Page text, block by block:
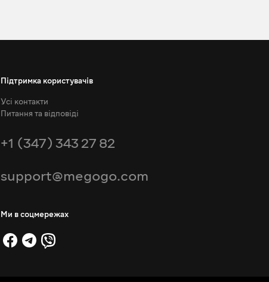
Підтримка користувачів
Усі контакти
Питання та відповіді
+1 (347) 343 27 82
support@megogo.com
Ми в соцмережах